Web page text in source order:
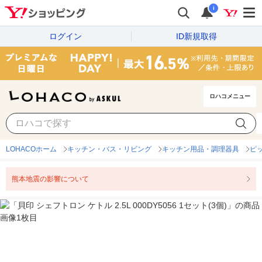
i
ログイン ID新規取得
ロハコメニュー
LOHACOホーム キッチン・バス・リビング キッチン用品・調理器具 ピ
熊本地震の影響について